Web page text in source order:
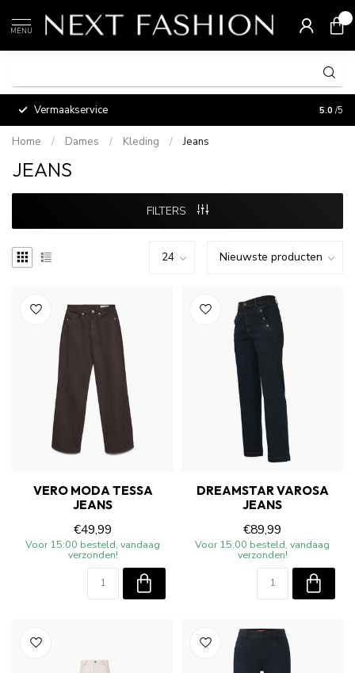
MENU
Vermaakservice 5.0 /5
Home / Dames / Kleding / Jeans
JEANS
FILTERS
VERO MODA TESSA
JEANS
€49,99
Voor 15:00 besteld, vandaag
verzonden!
DREAMSTAR VAROSA
JEANS
€89,99
Voor 15:00 besteld, vandaag
verzonden!